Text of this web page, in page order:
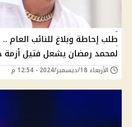
طلب إحاطة وبلاغ للنائب العام ..
لمحمد رمضان يشعل فتيل أزمة
الأربعاء 18/ديسمبر/2024 - 12:54 م